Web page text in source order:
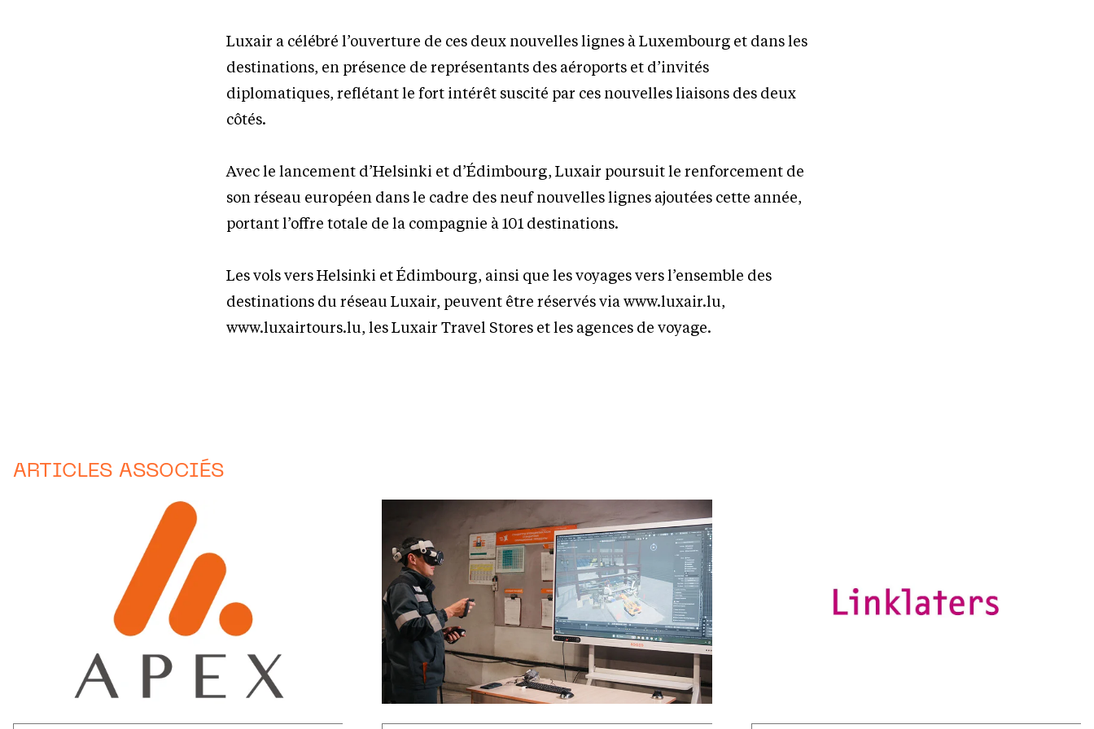
Luxair a célébré l’ouverture de ces deux nouvelles lignes à Luxembourg et dans les
destinations, en présence de représentants des aéroports et d’invités
diplomatiques, reflétant le fort intérêt suscité par ces nouvelles liaisons des deux
côtés.
Avec le lancement d’Helsinki et d’Édimbourg, Luxair poursuit le renforcement de
son réseau européen dans le cadre des neuf nouvelles lignes ajoutées cette année,
portant l’offre totale de la compagnie à 101 destinations.
Les vols vers Helsinki et Édimbourg, ainsi que les voyages vers l’ensemble des
destinations du réseau Luxair, peuvent être réservés via www.luxair.lu,
www.luxairtours.lu, les Luxair Travel Stores et les agences de voyage.
ARTICLES ASSOCIÉS